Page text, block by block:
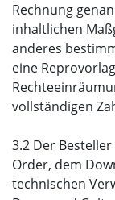
Rechnung
inhaltlichen
anderes
eine
vollständigen
3.2 Der
Order, dem
technischen